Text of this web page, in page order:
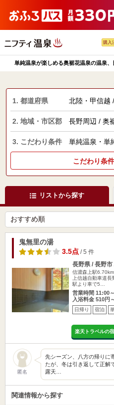
購入
単純温泉が楽しめる奥裾花温泉の温泉
1. 都道府県 北陸・甲信越
2. 地域・市区郡 長野周辺 / 奥
3. こだわり条件 単純温泉・単
こだわり条
リストから探す
鬼無里の湯
3.5点/ 5 件
長野県 / 長野市
信濃森上駅6.70km
上信越自動車道
駅より車で5…
営業時間 11:00
入浴料金 510円～
日帰り 宿泊
楽天トラベルの
匿名
先シーズン、八方の帰りに
たが、冬は引き返して正解
露天…
関連情報から探す